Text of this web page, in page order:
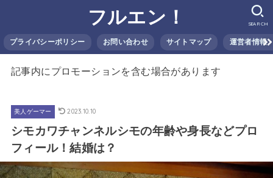
フルエン！
プライバシーポリシー お問い合わせ サイトマップ 運営者情報
SEARCH
記事内にプロモーションを含む場合があります
美人ゲーマー 2023.10.10
シモカワチャンネルシモの年齢や身長などプロ
フィール！結婚は？